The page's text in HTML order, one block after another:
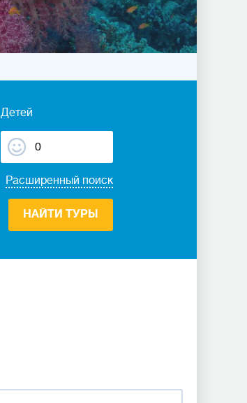
Детей
Расширенный поиск
НАЙТИ ТУРЫ